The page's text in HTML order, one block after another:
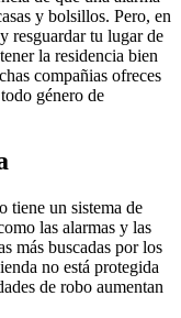
y bolsillos. Pero, en
resguardar tu lugar de
la residencia bien
compañias ofreces
género de
tiene un sistema de
las alarmas y las
más buscadas por los
no está protegida
de robo aumentan